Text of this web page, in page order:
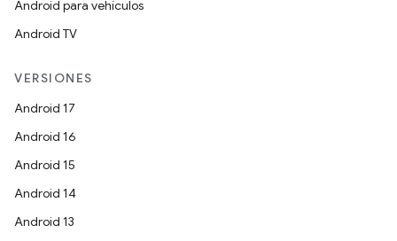
Android para vehículos
Android TV
VERSIONES
Android 17
Android 16
Android 15
Android 14
Android 13